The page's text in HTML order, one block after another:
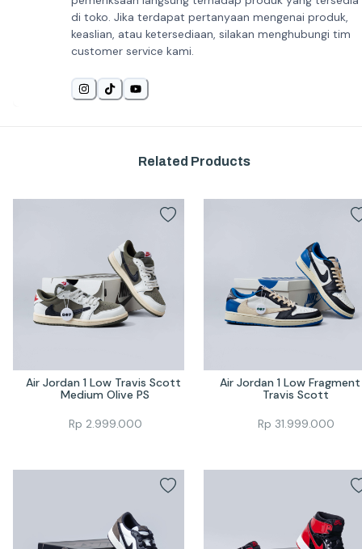
di toko. Jika terdapat pertanyaan mengenai produk,
keaslian, atau ketersediaan, silakan menghubungi tim
customer service kami.
Related Products
Air Jordan 1 Low Travis Scott
Medium Olive PS
Rp 2.999.000
Air Jordan 1 Low
Travis Scott
Rp 31.999.000